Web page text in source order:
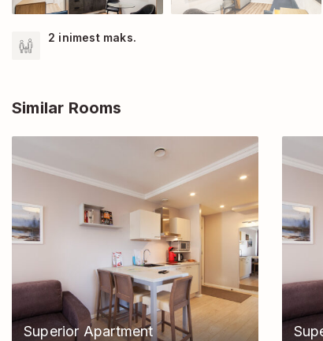
2 inimest maks.
Similar Rooms
Superior Apartment